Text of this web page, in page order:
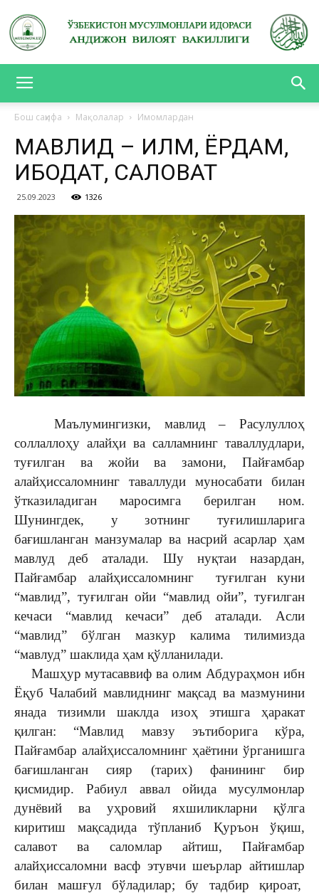
ВИЛОЯТ
ВАКИЛЛИГИ
Бош саҳифа Мақолалар Имомлардан
МАВЛИД – ИЛМ, ЁРДАМ,
ИБОДАТ, САЛОВАТ
25.09.2023 1326
Маълумингизки, мавлид – Расулуллоҳ
соллаллоҳу алайҳи ва салламнинг таваллудлари,
туғилган ва жойи ва замони, Пайғамбар
алайҳиссаломнинг таваллуди муносабати билан
ўтказиладиган маросимга берилган ном.
Шунингдек, у зотнинг туғилишларига
бағишланган манзумалар ва насрий асарлар ҳам
мавлуд деб аталади. Шу нуқтаи назардан,
Пайғамбар алайҳиссаломнинг туғилган куни
“мавлид”, туғилган ойи “мавлид ойи”, туғилган
кечаси “мавлид кечаси” деб аталади. Асли
“мавлид” бўлган мазкур калима тилимизда
“мавлуд” шаклида ҳам қўлланилади.
Машҳур мутасаввиф ва олим Абдураҳмон ибн
Ёқуб Чалабий мавлиднинг мақсад ва мазмунини
янада тизимли шаклда изоҳ этишга ҳаракат
қилган: “Мавлид мавзу эътиборига кўра,
Пайғамбар алайҳиссаломнинг ҳаётини ўрганишга
бағишланган сияр (тарих) фанининг бир
қисмидир. Рабиул аввал ойида мусулмонлар
дунёвий ва уҳровий яхшиликларни қўлга
киритиш мақсадида тўпланиб Қуръон ўқиш,
салавот ва саломлар айтиш, Пайғамбар
алайҳиссаломни васф этувчи шеърлар айтишлар
билан машғул бўладилар; бу тадбир қироат,